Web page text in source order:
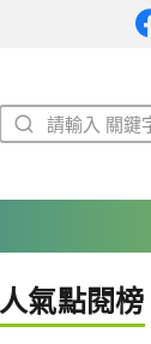
人氣點閱榜